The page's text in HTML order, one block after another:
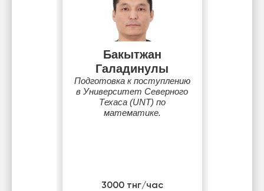
Бакытжан
Галадинулы
Подготовка к поступлению
в Университет Северного
Техаса (UNT) по
математике.
3000 тнг/час